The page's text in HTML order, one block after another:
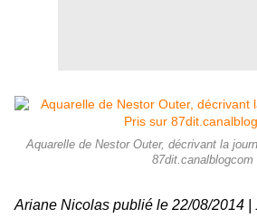
Aquarelle de Nestor Outer, décrivant la
87dit.canalblogcom
Ariane Nicolas publié le 22/08/2014 |